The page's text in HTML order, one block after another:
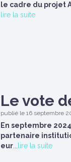
le cadre du projet
lire la suite
Le vote
publié le 16 septembre
En septembre
partenaire
eur
lire la suite